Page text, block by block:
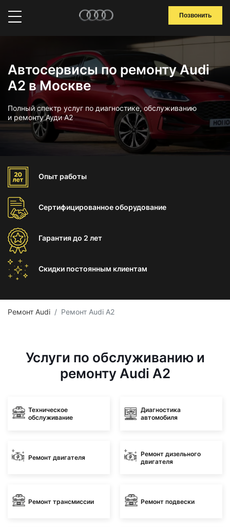
Позвонить
Автосервисы по ремонту Audi
A2 в Москве
Полный спектр услуг по диагностике, обслуживанию
и ремонту Ауди А2
Опыт работы
Сертифицированноеоборудование
Гарантиядо 2 лет
Скидки постоянным клиентам
Ремонт Audi Ремонт Audi A2
Услуги по обслуживанию и
ремонту Audi A2
Техническое
обслуживание
Диагностика
автомобиля
Ремонт двигателя
Ремонт дизельного
двигателя
Ремонт трансмиссии Ремонт подвески